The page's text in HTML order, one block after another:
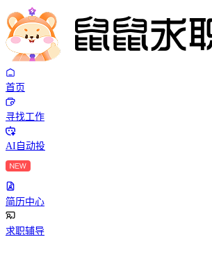
首页
寻找工作
AI自动投
简历中心
求职辅导